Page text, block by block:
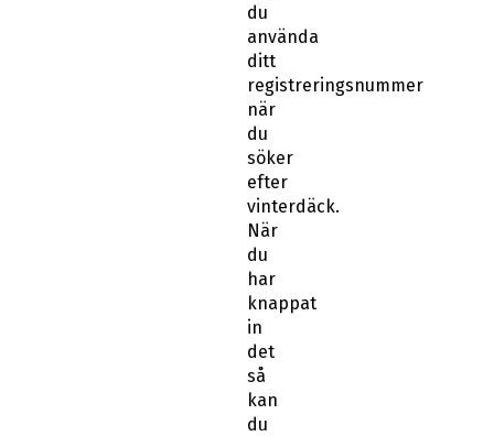
du
använda
ditt
registreringsnummer
när
du
söker
efter
vinterdäck.
När
du
har
knappat
in
det
så
kan
du